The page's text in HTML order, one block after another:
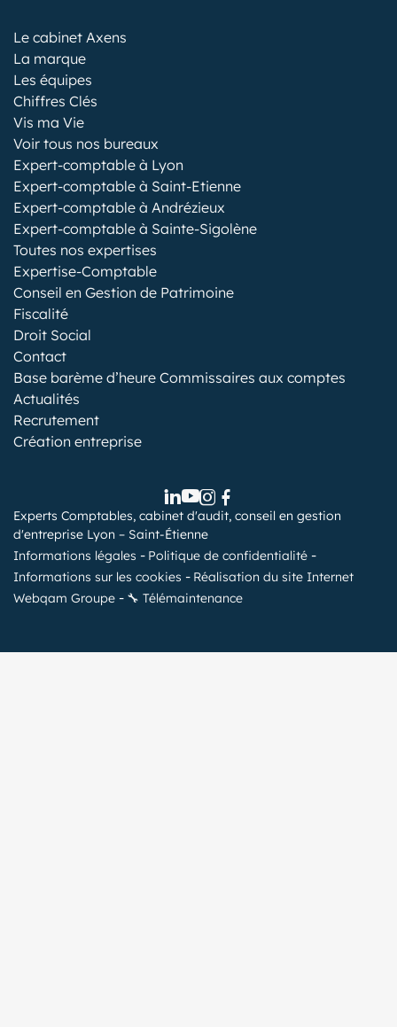
Le cabinet Axens
La marque
Les équipes
Chiffres Clés
Vis ma Vie
Voir tous nos bureaux
Expert-comptable à Lyon
Expert-comptable à Saint-Etienne
Expert-comptable à Andrézieux
Expert-comptable à Sainte-Sigolène
Toutes nos expertises
Expertise-Comptable
Conseil en Gestion de Patrimoine
Fiscalité
Droit Social
Contact
Base barème d’heure Commissaires aux comptes
Actualités
Recrutement
Création entreprise
Experts Comptables, cabinet d'audit, conseil en gestion
d'entreprise Lyon – Saint-Étienne
Informations légales
Politique de confidentialité
Informations sur les cookies
Réalisation du site Internet
Webqam Groupe
🔧 Télémaintenance